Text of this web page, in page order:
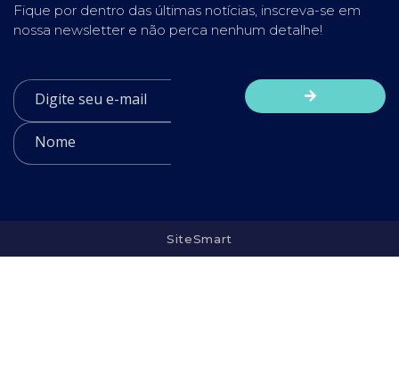
Fique por dentro das últimas notícias, inscreva-se em
nossa newsletter e não perca nenhum detalhe!
SiteSmart